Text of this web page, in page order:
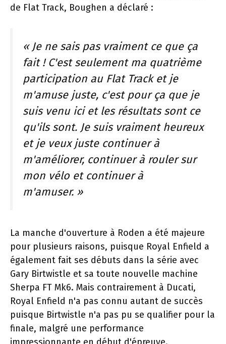
de Flat Track, Boughen a déclaré :
« Je ne sais pas vraiment ce que ça
fait ! C'est seulement ma quatrième
participation au Flat Track et je
m'amuse juste, c'est pour ça que je
suis venu ici et les résultats sont ce
qu'ils sont. Je suis vraiment heureux
et je veux juste continuer à
m'améliorer, continuer à rouler sur
mon vélo et continuer à
m'amuser. »
La manche d'ouverture à Roden a été majeure
pour plusieurs raisons, puisque Royal Enfield a
également fait ses débuts dans la série avec
Gary Birtwistle et sa toute nouvelle machine
Sherpa FT Mk6. Mais contrairement à Ducati,
Royal Enfield n'a pas connu autant de succès
puisque Birtwistle n'a pas pu se qualifier pour la
finale, malgré une performance